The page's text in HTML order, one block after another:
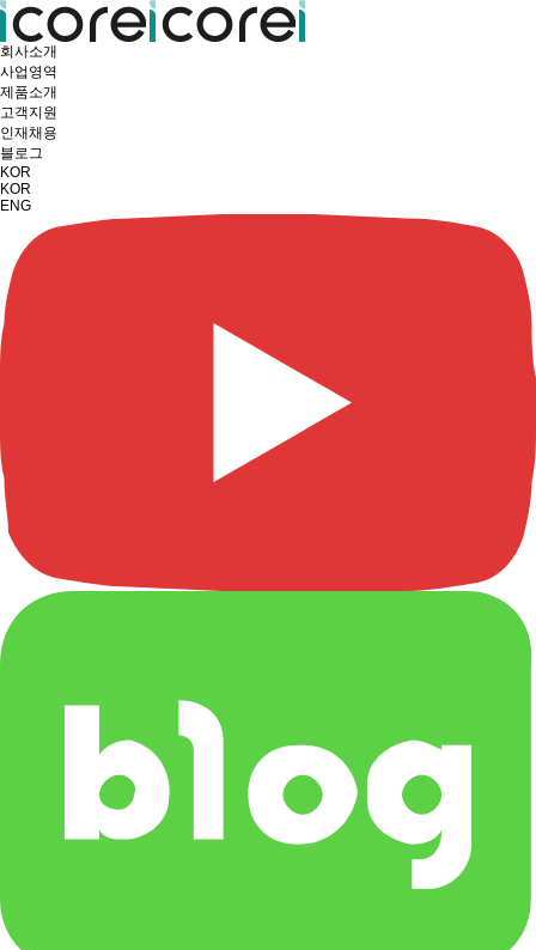
회사소개
사업영역
제품소개
고객지원
인재채용
블로그
KOR
KOR
ENG